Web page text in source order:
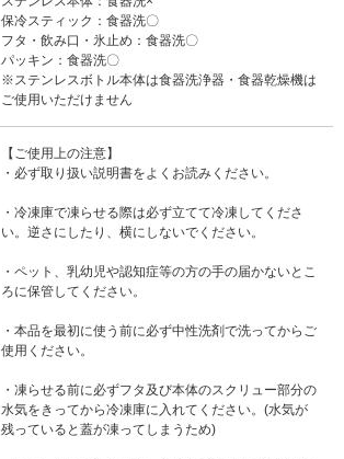
保冷スティック：食器洗〇
フタ・飲み口・氷止め：食器洗〇
パッキン：食器洗〇
※ステンレスボトル本体は食器洗浄器・食器乾燥機は
ご使用いただけません
【ご使用上の注意】
・必ず取り扱い説明書をよくお読みください。
・冷凍庫で凍らせる際は必ず立てて冷凍してくださ
い。逆さにしたり、横にしないでください。
・ペット、乳幼児や認知症等の方の手の届かないとこ
ろに保管してください。
・本品を最初に使う前に必ず中性洗剤で洗ってからご
使用ください。
・凍らせる前に必ずフタ及び本体のスクリュー部分の
水気をきってから冷凍庫に入れてください。(水気が
残っていると蓋が凍ってしまうため)